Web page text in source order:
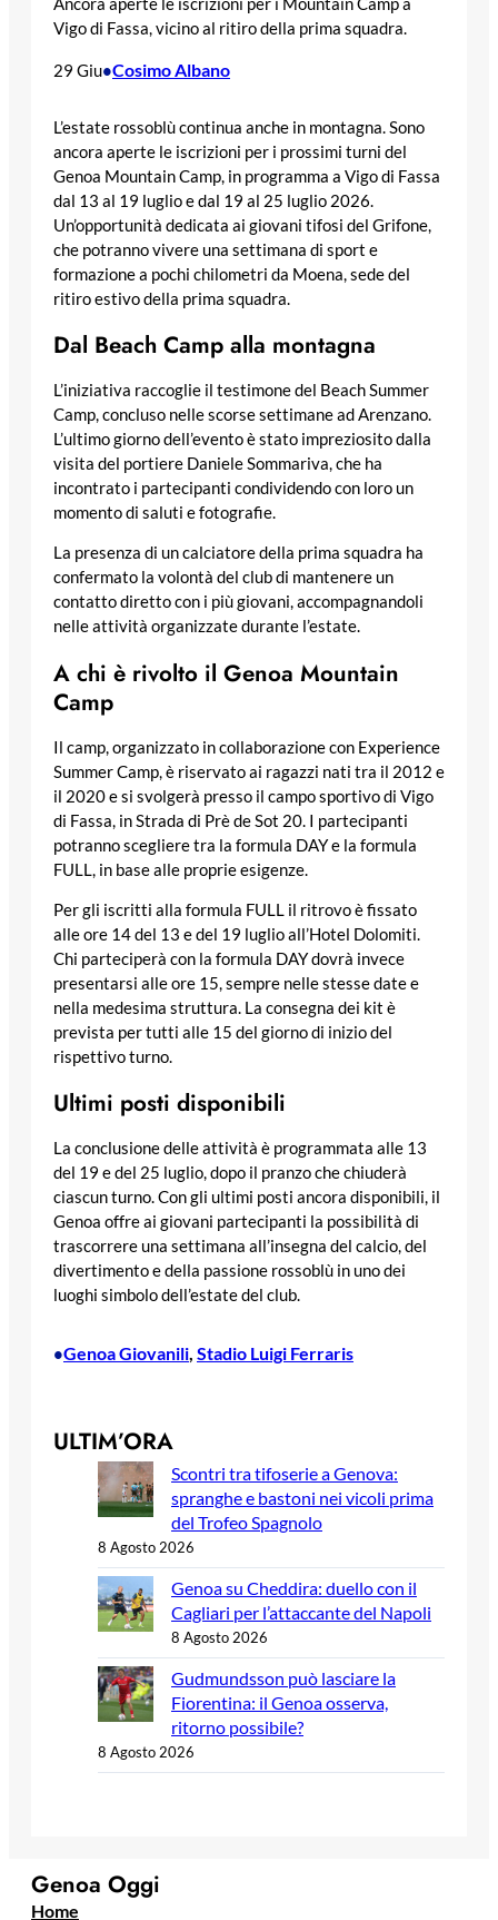
Ancora aperte le iscrizioni per i Mountain Camp a
Vigo di Fassa, vicino al ritiro della prima squadra.
29 Giu•Cosimo Albano
L’estate rossoblù continua anche in montagna. Sono
ancora aperte le iscrizioni per i prossimi turni del
Genoa Mountain Camp, in programma a Vigo di Fassa
dal 13 al 19 luglio e dal 19 al 25 luglio 2026.
Un’opportunità dedicata ai giovani tifosi del Grifone,
che potranno vivere una settimana di sport e
formazione a pochi chilometri da Moena, sede del
ritiro estivo della prima squadra.
Dal Beach Camp alla montagna
L’iniziativa raccoglie il testimone del Beach Summer
Camp, concluso nelle scorse settimane ad Arenzano.
L’ultimo giorno dell’evento è stato impreziosito dalla
visita del portiere Daniele Sommariva, che ha
incontrato i partecipanti condividendo con loro un
momento di saluti e fotografie.
La presenza di un calciatore della prima squadra ha
confermato la volontà del club di mantenere un
contatto diretto con i più giovani, accompagnandoli
nelle attività organizzate durante l’estate.
A chi è rivolto il Genoa Mountain
Camp
Il camp, organizzato in collaborazione con Experience
Summer Camp, è riservato ai ragazzi nati tra il 2012 e
il 2020 e si svolgerà presso il campo sportivo di Vigo
di Fassa, in Strada di Prè de Sot 20. I partecipanti
potranno scegliere tra la formula DAY e la formula
FULL, in base alle proprie esigenze.
Per gli iscritti alla formula FULL il ritrovo è fissato
alle ore 14 del 13 e del 19 luglio all’Hotel Dolomiti.
Chi parteciperà con la formula DAY dovrà invece
presentarsi alle ore 15, sempre nelle stesse date e
nella medesima struttura. La consegna dei kit è
prevista per tutti alle 15 del giorno di inizio del
rispettivo turno.
Ultimi posti disponibili
La conclusione delle attività è programmata alle 13
del 19 e del 25 luglio, dopo il pranzo che chiuderà
ciascun turno. Con gli ultimi posti ancora disponibili, il
Genoa offre ai giovani partecipanti la possibilità di
trascorrere una settimana all’insegna del calcio, del
divertimento e della passione rossoblù in uno dei
luoghi simbolo dell’estate del club.
•Genoa Giovanili Stadio Luigi Ferraris
ULTIM’ORA
Scontri tra tifoserie a Genova:
spranghe e bastoni nei vicoli prima
del Trofeo Spagnolo
8 Agosto 2026
Genoa su Cheddira: duello con il
Cagliari per l’attaccante del Napoli
8 Agosto 2026
Gudmundsson può lasciare la
Fiorentina: il Genoa osserva,
ritorno possibile?
8 Agosto 2026
Genoa Oggi
Home